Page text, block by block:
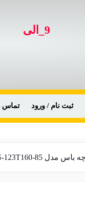
9_الی
ثبت نام / ورود تماس